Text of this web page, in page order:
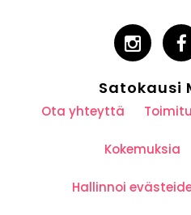
Satokausi
Ota yhteyttä
Kokemuksia
Hallinnoi